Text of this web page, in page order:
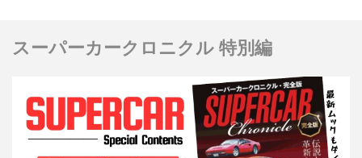
スーパーカークロニクル 特別編